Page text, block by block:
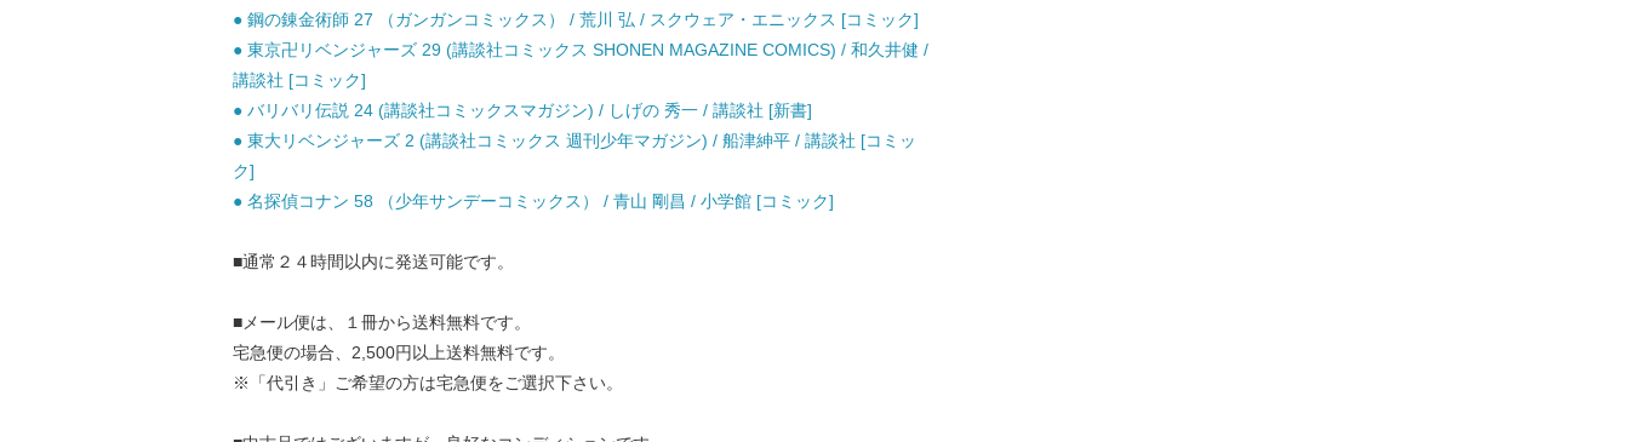
● 鋼の錬金術師 27 （ガンガンコミックス） / 荒川 弘 / スクウェア・エニックス [コミック]
● 東京卍リベンジャーズ 29 (講談社コミックス SHONEN MAGAZINE COMICS) / 和久井健 /
講談社 [コミック]
● バリバリ伝説 24 (講談社コミックスマガジン) / しげの 秀一 / 講談社 [新書]
● 東大リベンジャーズ 2 (講談社コミックス 週刊少年マガジン) / 船津紳平 / 講談社 [コミッ
ク]
● 名探偵コナン 58 （少年サンデーコミックス） / 青山 剛昌 / 小学館 [コミック]
■通常２４時間以内に発送可能です。
■メール便は、１冊から送料無料です。
宅急便の場合、2,500円以上送料無料です。
※「代引き」ご希望の方は宅急便をご選択下さい。